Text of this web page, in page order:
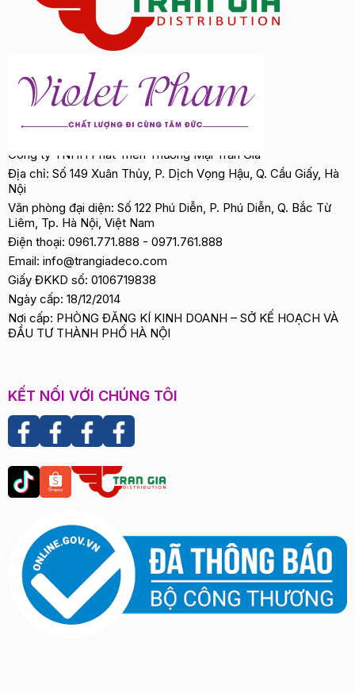
Công ty TNHH Phát Triển Thương Mại Trần Gia
Địa chỉ: Số 149 Xuân Thủy, P. Dịch Vọng Hậu, Q. Cầu Giấy, Hà
Nội
Văn phòng đại diện: Số 122 Phú Diễn, P. Phú Diễn, Q. Bắc Từ
Liêm, Tp. Hà Nội, Việt Nam
Điện thoại: 0961.771.888 - 0971.761.888
Email: info@trangiadeco.com
Giấy ĐKKD số: 0106719838
Ngày cấp: 18/12/2014
Nơi cấp: PHÒNG ĐĂNG KÍ KINH DOANH – SỞ KẾ HOẠCH VÀ
ĐẦU TƯ THÀNH PHỐ HÀ NỘI
KẾT NỐI VỚI CHÚNG TÔI